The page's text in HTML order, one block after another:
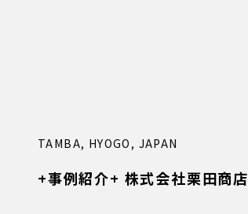
TAMBA, HYOGO, JAPAN
+事例紹介+ 株式会社栗田商店